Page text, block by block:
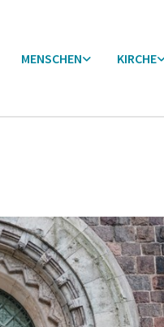
MENSCHEN KIRCHE